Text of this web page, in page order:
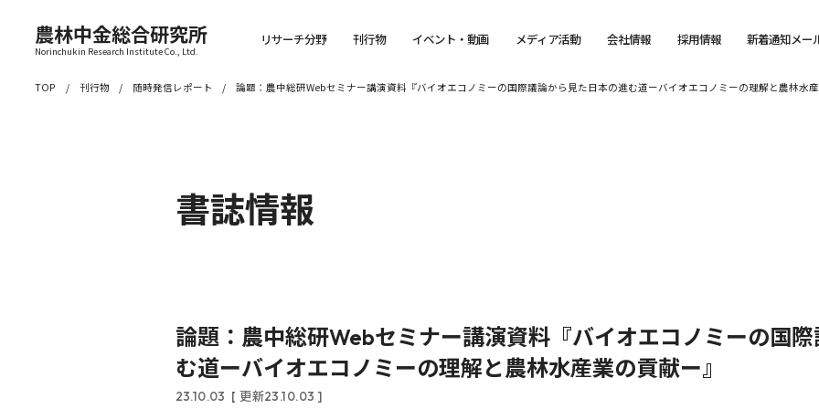
農林中金総合研究所
Norinchukin Research Institute Co., Ltd.
リサーチ分野 刊行物 イベント・動画 メディア活動 会社情報 採用情報 新着通知メー
TOP 刊行物 随時発信レポート 論題：農中総研Webセミナー講演資料『バイオエコノミーの国際議論から見た日本の進む道ーバイオエコノミーの理解と農林水
書誌情報
論題：農中総研Webセミナー講演資料『バイオエコノミーの国
む道ーバイオエコノミーの理解と農林水産業の貢献ー』
23.10.03 [ 更新23.10.03 ]